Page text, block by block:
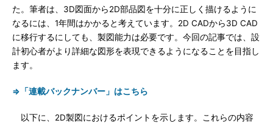
た。筆者は、3D図面から2D部品図を十分に正しく描けるように
なるには、1年間はかかると考えています。2D CADから3D CAD
に移行するにしても、製図能力は必要です。今回の記事では、設
計初心者がより詳細な図形を表現できるようになることを目指し
ます。
⇒「連載バックナンバー」はこちら
以下に、2D製図におけるポイントを示します。これらの内容